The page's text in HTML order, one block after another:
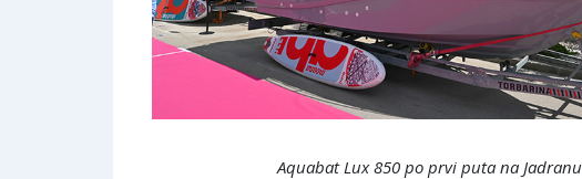
Aquabat Lux 850 po prvi puta na Jadranu